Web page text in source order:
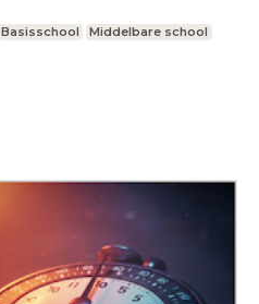
Basisschool
Middelbare school